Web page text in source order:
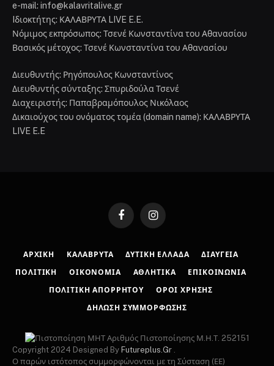
e-mail: info@kalavritalive.gr
Iδιοκτήτης: ΚΑΛΑΒΡΥΤΑ LIVE E.E.
Νόμιμος εκπρόσωπος: Τσενέ Κωνσταντίνα του Αθανασίου
Βασικός μέτοχος: Τσενέ Κωνσταντίνα του Αθανασίου
Διευθυντής: Ρηγόπουλος Κωνσταντίνος
Διευθυντής σύνταξης: Σπυριδούλα Τσενέ
Διαχειριστής: Παπαβραμόπουλος Νικόλαος
Δικαιούχος του ονόματος τομέα (domain name): ΚΑΛΑΒΡΥΤΑ
LIVE E.E
FacebookInstagram
ΑΡΧΙΚΉ ΚΑΛΆΒΡΥΤΑ ΔΥΤΙΚΉ ΕΛΛΆΔΑ ΔΙΑΎΓΕΙΑ
ΠΟΛΙΤΙΚΉ ΟΙΚΟΝΟΜΊΑ ΑΘΛΗΤΙΚΆ ΕΠΙΚΟΙΝΩΝΊΑ
ΠΟΛΙΤΙΚΉ ΑΠΟΡΡΉΤΟΥ ΌΡΟΙ ΧΡΉΣΗΣ
ΔΉΛΩΣΗ ΣΥΜΜΌΡΦΩΣΗΣ
Αριθμός Πιστοποίησης Μ.Η.Τ. 252151
Copyright 2024 Designed By Futureplus.Gr .
Ο παρών ιστότοπος συμμορφώνονται με τη Σύσταση (ΕΕ)